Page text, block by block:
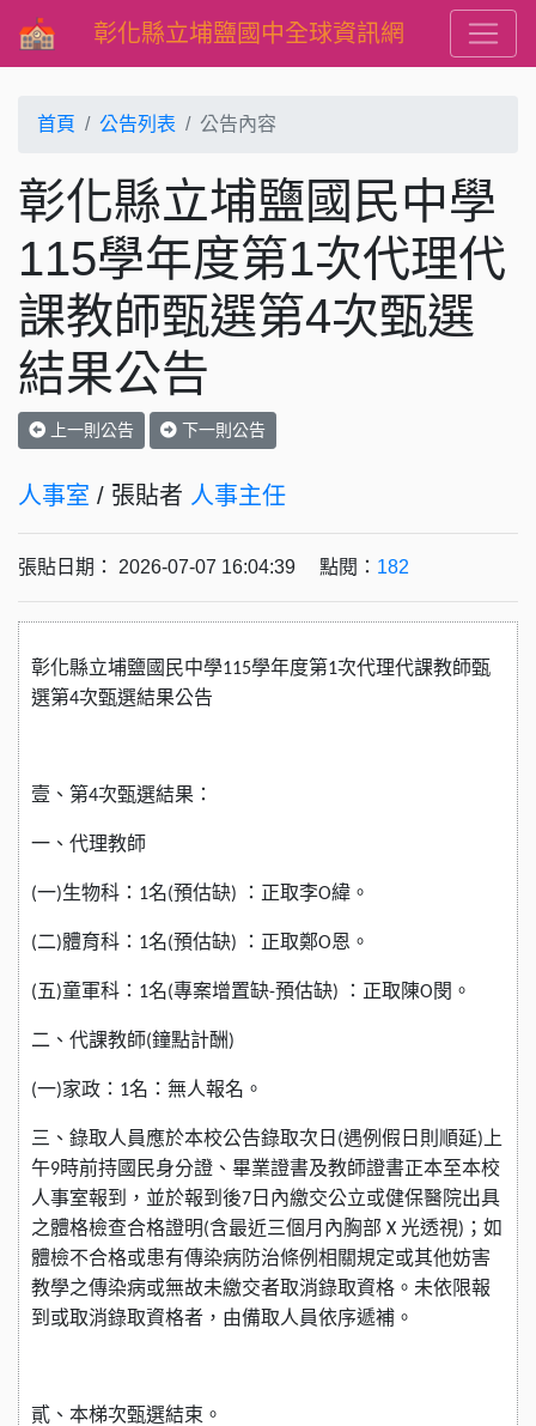
彰化縣立埔鹽國中全球資訊網
首頁 公告列表 公告內容
彰化縣立埔鹽國民中學
115學年度第1次代理代
課教師甄選第4次甄選
結果公告
上一則公告 下一則公告
人事室 / 張貼者 人事主任
張貼日期： 2026-07-07 16:04:39 點閱： 182
彰化縣立埔鹽國民中學115學年度第1次代理代課教師甄
選第4次甄選結果公告
壹、第4次甄選結果：
一、代理教師
(一)生物科： 1名(預估缺) ：正取李O緯。
(二)體育科： 1名(預估缺) ：正取鄭O恩。
(五)童軍科： 1名(專案增置缺-預估缺) ：正取陳O閔。
二、代課教師(鐘點計酬)
(一)家政： 1名：無人報名。
三、錄取人員應於本校公告錄取次日 (遇例假日則順延) 上
午9時前持國民身分證、畢業證書及教師證書正本至本校
人事室報到，並於報到後7 日內繳交公立或健保醫院出具
之體格檢查合格證明(含最近三個月內胸部 X 光透視) ；如
體檢不合格或患有傳染病防治條例相關規定或其他妨害
教學之傳染病或無故未繳交者取消錄取資格。未依限報
到或取消錄取資格者，由備取人員依序遞補。
貳、本梯次甄選結束。